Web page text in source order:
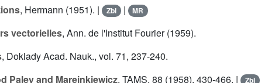
, Hermann (1951). | Zbl | MR
vectorielles, Ann. de l'Institut Fourier (1959).
, Doklady Acad. Nauk., vol. 71, 237-240.
Paley and Mareinkiewicz. TAMS, 88 (1958), 430-466. | Zbl